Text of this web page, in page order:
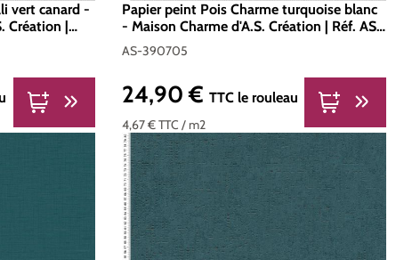
vert canard -
Création |
Papier peint Pois Charme turquoise blanc
- Maison Charme d'A.S. Création | Réf. AS-
390705
AS-390705
4,67 €TTC / m2
Prix régulier :
24,90 € TTC le rouleau